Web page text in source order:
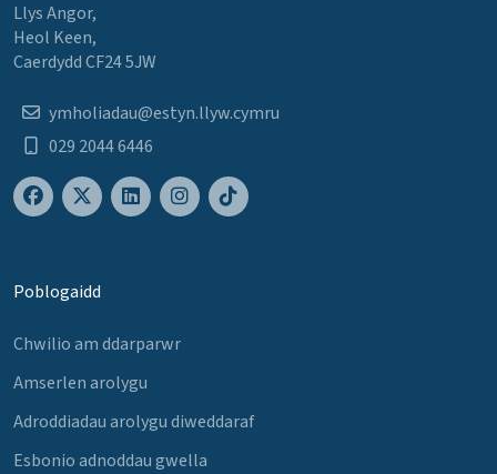
Llys Angor,
Heol Keen,
Caerdydd CF24 5JW
ymholiadau@estyn.llyw.cymru
029 2044 6446
Poblogaidd
Chwilio am ddarparwr
Amserlen arolygu
Adroddiadau arolygu diweddaraf
Esbonio adnoddau gwella